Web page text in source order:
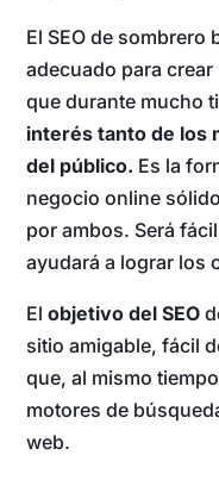
El SEO de sombrero
adecuado para
que durante mucho
interés tanto de los
del público. Es la
negocio online
por ambos. Será
ayudará a lograr los
Elobjetivo del SEO
sitio amigable, fácil
que, al mismo
motores de
web.